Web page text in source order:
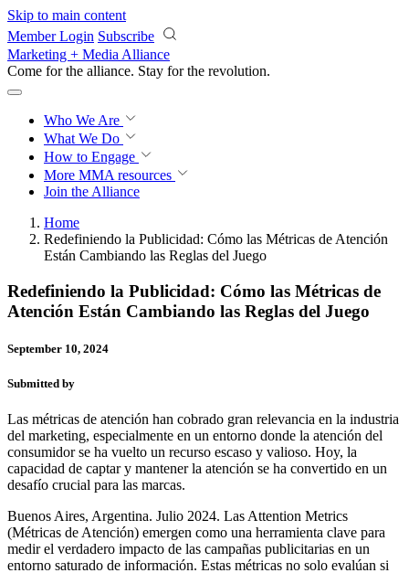
Skip to main content
Member Login Subscribe
Marketing + Media Alliance
Come for the alliance. Stay for the revolution.
Who We Are
What We Do
How to Engage
More MMA resources
Join the Alliance
Home
Redefiniendo la Publicidad: Cómo las Métricas de Atención
Están Cambiando las Reglas del Juego
Redefiniendo la Publicidad: Cómo las Métricas de
Atención Están Cambiando las Reglas del Juego
September 10, 2024
Submitted by
Las métricas de atención han cobrado gran relevancia en la industria
del marketing, especialmente en un entorno donde la atención del
consumidor se ha vuelto un recurso escaso y valioso. Hoy, la
capacidad de captar y mantener la atención se ha convertido en un
desafío crucial para las marcas.
Buenos Aires, Argentina. Julio 2024. Las Attention Metrics
(Métricas de Atención) emergen como una herramienta clave para
medir el verdadero impacto de las campañas publicitarias en un
entorno saturado de información. Estas métricas no solo evalúan si